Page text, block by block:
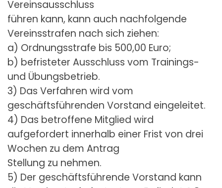
Vereinsausschluss
führen kann, kann auch nachfolgende
Vereinsstrafen nach sich ziehen:
a) Ordnungsstrafe bis 500,00 Euro;
b) befristeter Ausschluss vom Trainings-
und Übungsbetrieb.
3) Das Verfahren wird vom
geschäftsführenden Vorstand eingeleitet.
4) Das betroffene Mitglied wird
aufgefordert innerhalb einer Frist von drei
Wochen zu dem Antrag
Stellung zu nehmen.
5) Der geschäftsführende Vorstand kann